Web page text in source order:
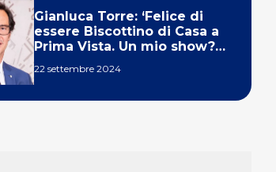
Gianluca Torre: ‘Felice di
essere Biscottino di Casa a
Prima Vista. Un mio show?
22 settembre 2024